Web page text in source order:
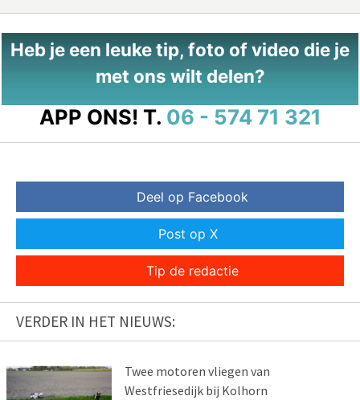
Heb je een leuke tip, foto of video die je
met ons wilt delen?
APP ONS! T. 06 - 574 71 321
Deel op Facebook
Post op X
Tip de redactie
VERDER IN HET NIEUWS:
Twee motoren vliegen van
Westfriesedijk bij Kolhorn